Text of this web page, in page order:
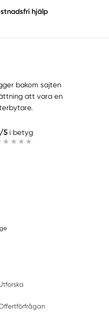
hjälp
bakom sajten
att vara en
5i betyg